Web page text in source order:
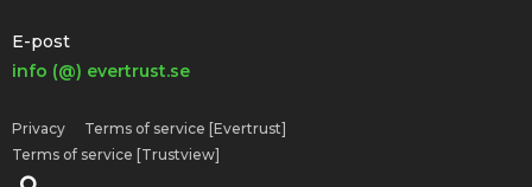
E-post
info (@) evertrust.se
Privacy
Terms of service [Evertrust]
Terms of service [Trustview]